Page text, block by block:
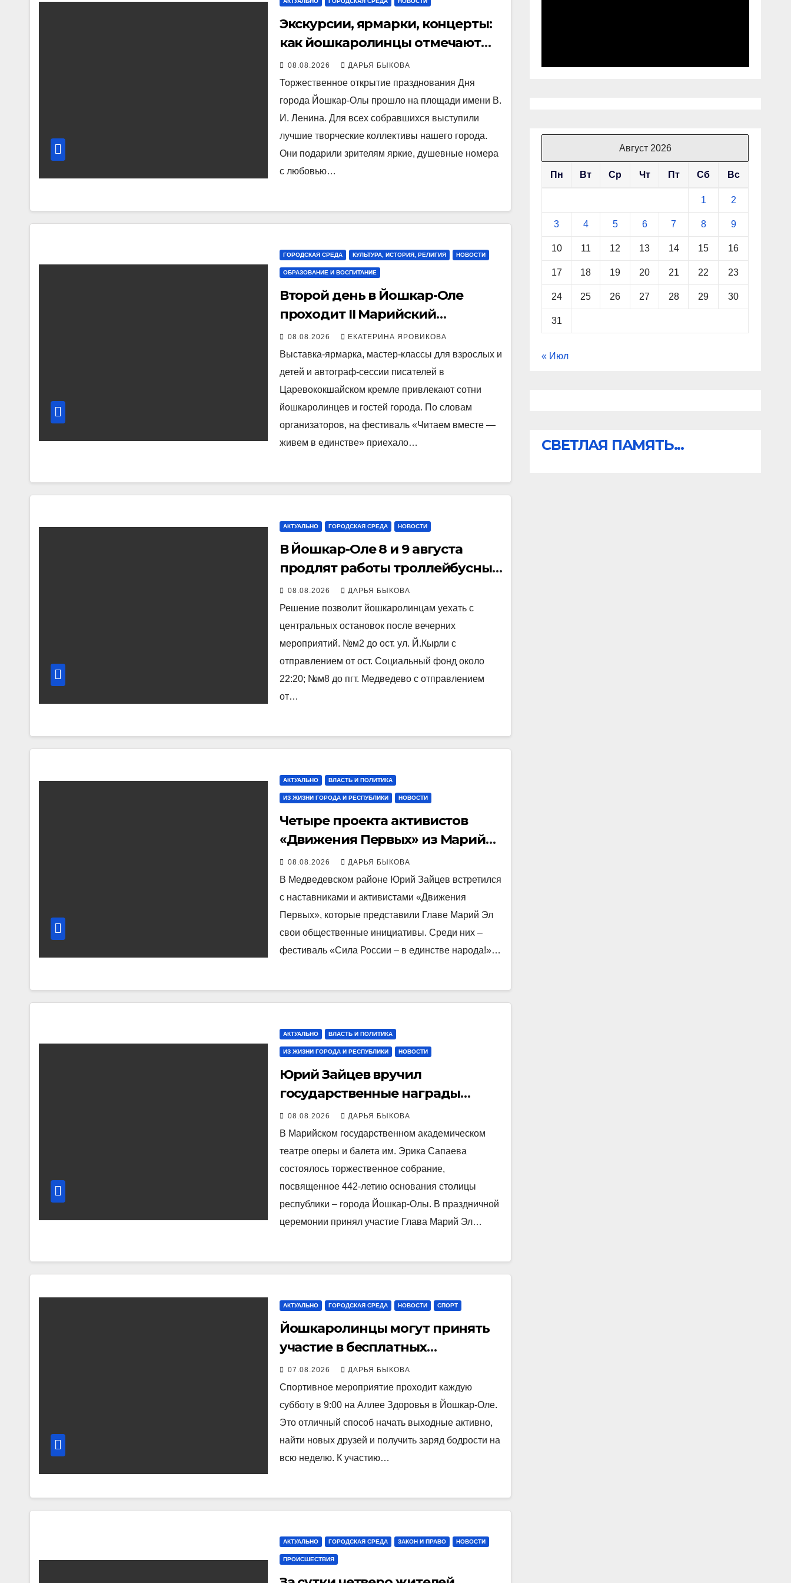
Экскурсии, ярмарки, концерты:
как йошкаролинцы отмечают
442-й День города
08.08.2026 ДАРЬЯ БЫКОВА
Торжественное открытие празднования Дня
города Йошкар-Олы прошло на площади имени В.
И. Ленина. Для всех собравшихся выступили
лучшие творческие коллективы нашего города.
Они подарили зрителям яркие, душевные номера
с любовью…
ГОРОДСКАЯ СРЕДА КУЛЬТУРА, ИСТОРИЯ, РЕЛИГИЯ НОВОСТИ
ОБРАЗОВАНИЕ И ВОСПИТАНИЕ
Второй день в Йошкар-Оле
проходит II Марийский
книжный фестиваль
08.08.2026 ЕКАТЕРИНА ЯРОВИКОВА
Выставка-ярмарка, мастер-классы для взрослых и
детей и автограф-сессии писателей в
Царевококшайском кремле привлекают сотни
йошкаролинцев и гостей города. По словам
организаторов, на фестиваль «Читаем вместе —
живем в единстве» приехало…
АКТУАЛЬНО ГОРОДСКАЯ СРЕДА НОВОСТИ
В Йошкар-Оле 8 и 9 августа
продлят работы троллейбусных
маршрутов
08.08.2026 ДАРЬЯ БЫКОВА
Решение позволит йошкаролинцам уехать с
центральных остановок после вечерних
мероприятий. №м2 до ост. ул. Й.Кырли с
отправлением от ост. Социальный фонд около
22:20; №м8 до пгт. Медведево с отправлением
от…
АКТУАЛЬНО ВЛАСТЬ И ПОЛИТИКА
ИЗ ЖИЗНИ ГОРОДА И РЕСПУБЛИКИ НОВОСТИ
Четыре проекта активистов
«Движения Первых» из Марий
Эл прошли федеральный отбор
на Всероссийском конкурсе
08.08.2026 ДАРЬЯ БЫКОВА
В Медведевском районе Юрий Зайцев встретился
с наставниками и активистами «Движения
Первых», которые представили Главе Марий Эл
свои общественные инициативы. Среди них –
фестиваль «Сила России – в единстве народа!»…
АКТУАЛЬНО ВЛАСТЬ И ПОЛИТИКА
ИЗ ЖИЗНИ ГОРОДА И РЕСПУБЛИКИ НОВОСТИ
Юрий Зайцев вручил
государственные награды
заслуженным йошкаролинцам
08.08.2026 ДАРЬЯ БЫКОВА
В Марийском государственном академическом
театре оперы и балета им. Эрика Сапаева
состоялось торжественное собрание,
посвященное 442-летию основания столицы
республики – города Йошкар-Олы. В праздничной
церемонии принял участие Глава Марий Эл…
АКТУАЛЬНО ГОРОДСКАЯ СРЕДА НОВОСТИ СПОРТ
Йошкаролинцы могут принять
участие в бесплатных
дружеских забегах «5 верст»
07.08.2026 ДАРЬЯ БЫКОВА
Спортивное мероприятие проходит каждую
субботу в 9:00 на Аллее Здоровья в Йошкар-Оле.
Это отличный способ начать выходные активно,
найти новых друзей и получить заряд бодрости на
всю неделю. К участию…
АКТУАЛЬНО ГОРОДСКАЯ СРЕДА ЗАКОН И ПРАВО НОВОСТИ
ПРОИСШЕСТВИЯ
Август 2026
Пн Вт Ср Чт Пт Сб Вс
1 2
3 4 5 6 7 8 9
10 11 12 13 14 15 16
17 18 19 20 21 22 23
24 25 26 27 28 29 30
31
« Июл
СВЕТЛАЯ ПАМЯТЬ...